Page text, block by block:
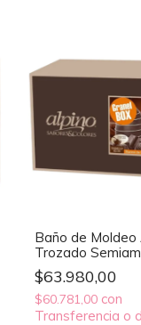
Baño de Moldeo
Trozado
$63.980,00
$60.781,00 con
Transferencia o